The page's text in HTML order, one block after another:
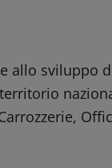
allo sviluppo